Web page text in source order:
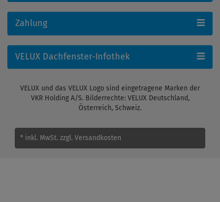
Zahlung
VELUX Dachfenster-Infothek
VELUX und das VELUX Logo sind eingetragene Marken der
VKR Holding A/S. Bilderrechte: VELUX Deutschland,
Österreich, Schweiz.
* inkl. MwSt. zzgl. Versandkosten